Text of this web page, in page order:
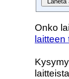
Onko
laitteen